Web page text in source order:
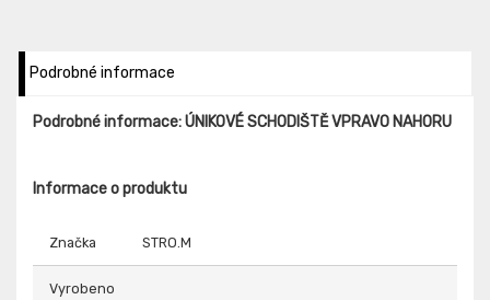
Podrobné informace
Podrobné informace: ÚNIKOVÉ SCHODIŠTĚ VPRAVO NAHORU
Informace o produktu
Značka STRO.M
Vyrobeno